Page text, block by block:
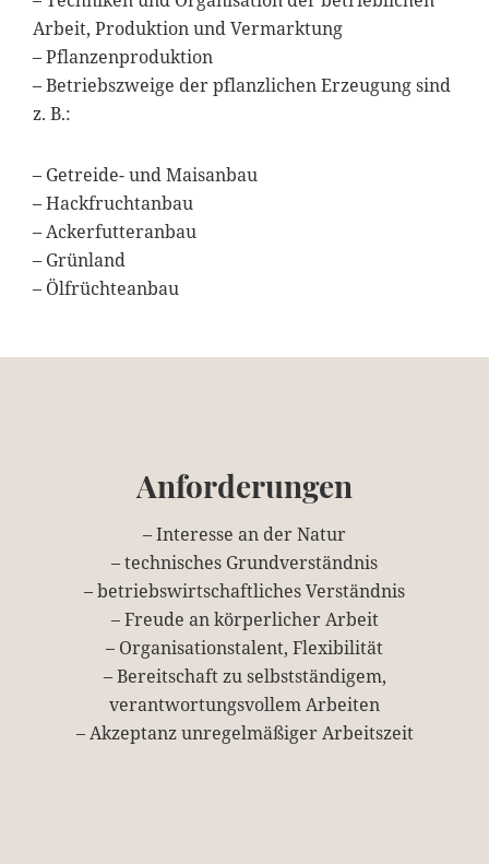
Arbeit, Produktion und Vermarktung
– Pflanzenproduktion
– Betriebszweige der pflanzlichen Erzeugung sind
z. B.:
– Getreide- und Maisanbau
– Hackfruchtanbau
– Ackerfutteranbau
– Grünland
– Ölfrüchteanbau
Anforderungen
– Interesse an der Natur
– technisches Grundverständnis
– betriebswirtschaftliches Verständnis
– Freude an körperlicher Arbeit
– Organisationstalent, Flexibilität
– Bereitschaft zu selbstständigem,
verantwortungsvollem Arbeiten
– Akzeptanz unregelmäßiger Arbeitszeit